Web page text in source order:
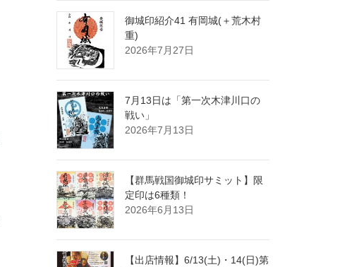
御城印紹介41 有岡城(＋荒木村
重)
2026年7月27日
7月13日は「第一次木津川口の
戦い」
2026年7月13日
【群馬戦国御城印サミット】限
定印は6種類！
2026年6月13日
【出店情報】6/13(土)・14(日)第